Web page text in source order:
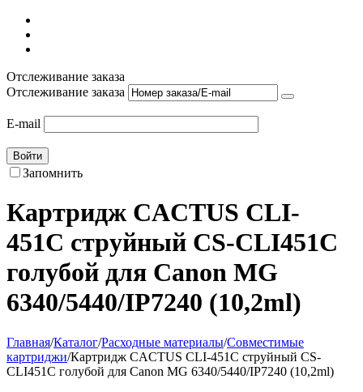
Отслеживание заказа
Отслеживание заказа
E-mail
Войти
Запомнить
Картридж CACTUS CLI-
451C струйный CS-CLI451C
голубой для Canon MG
6340/5440/IP7240 (10,2ml)
Главная/Каталог/Расходные материалы/Совместимые
картриджи/Картридж CACTUS CLI-451C струйный CS-
CLI451C голубой для Canon MG 6340/5440/IP7240 (10,2ml)